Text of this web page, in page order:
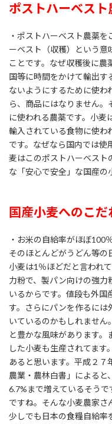
ポストハーベスト
・ポストハーベスト農薬
ーベスト（収穫）という意
ことです。なぜ収穫後に農
国等に時間をかけて輸出す
ないようにするために使わ
ら、商品にはなりません。
に使われる農薬です。小麦
輸入されている食物に使わ
です。なぜなら国内では使
麦はこのポストハーベスト
な「安心で安全」な国産の
国産小麦へのこだ
・お米の自給率がほぼ100
そのほとんどがうどん等の
小麦は1％ほどだと言われ
力粉で、製パン向けの強力
いるからです。値段も外国
す。さらにパンを作るには
いているのかもしれません
と豊かな風味があります
した小麦も生産されてま
あると思います。平成２７
農業・農林白書」による
6.7%まで増えているそう
ですね。そんな小麦農家さ
少しでも日本の食糧自給率